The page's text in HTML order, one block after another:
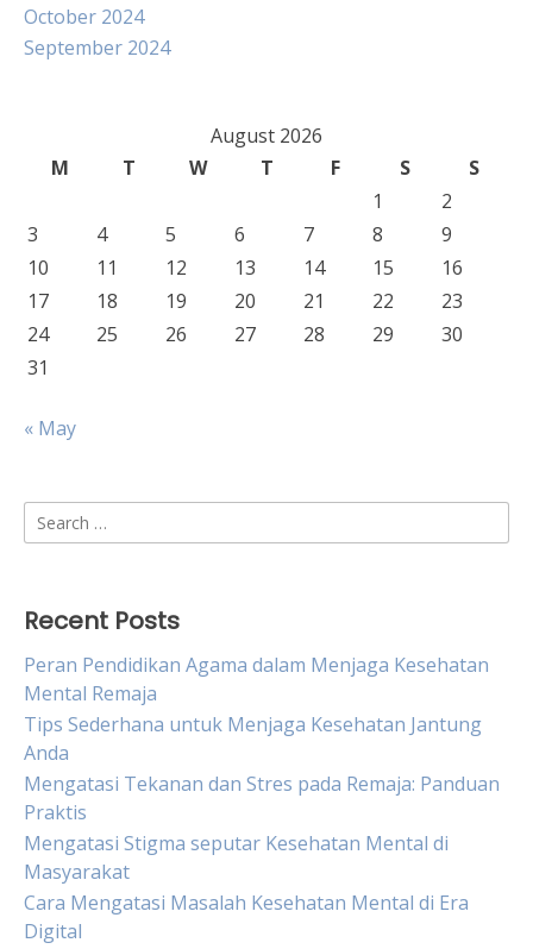
October 2024
September 2024
August 2026
M
T W T F S
S
1
2
3
4 5 6 7 8
9
10
11 12 13 14 15
16
17
18 19 20 21 22
23
24
25 26 27 28 29
30
31
« May
Search
for:
Recent Posts
Peran Pendidikan Agama dalam Menjaga Kesehatan
Mental Remaja
Tips Sederhana untuk Menjaga Kesehatan Jantung
Anda
Mengatasi Tekanan dan Stres pada Remaja: Panduan
Praktis
Mengatasi Stigma seputar Kesehatan Mental di
Masyarakat
Cara Mengatasi Masalah Kesehatan Mental di Era
Digital